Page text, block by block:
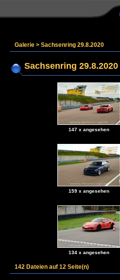
Galerie > Sachsenring 29.8.2020
Sachsenring 29.8.2020
147 x angesehen
159 x angesehen
134 x angesehen
142 Dateien auf 12 Seite(n)